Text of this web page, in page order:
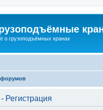
о грузоподъёмных кранах
Регистрация